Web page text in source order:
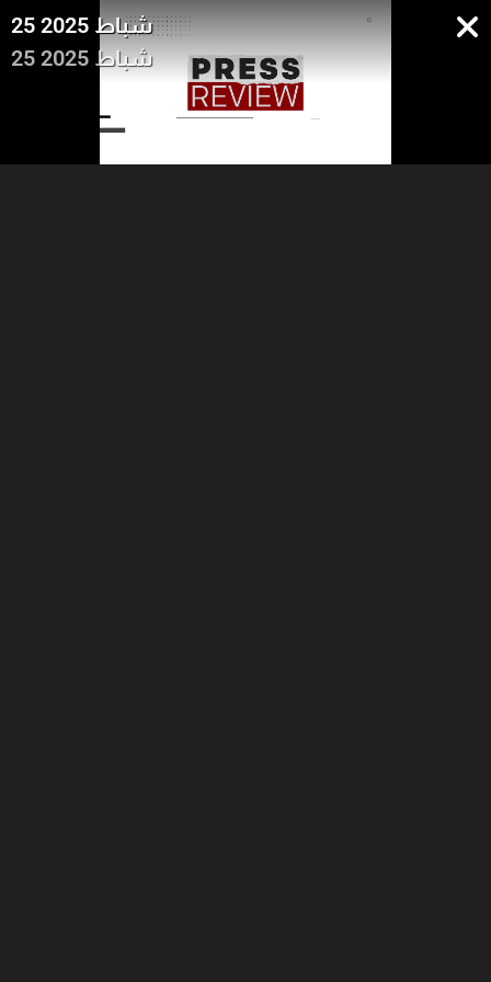
25 شباط 2025
25 شباط 2025